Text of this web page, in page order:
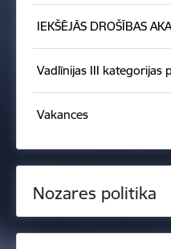
IEKŠĒJĀS DROŠĪBAS
Vadlīnijas III kategorijas
Vakances
Nozares politika